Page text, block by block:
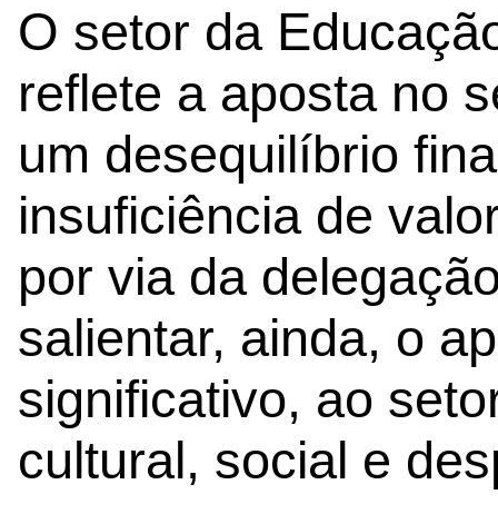
O setor da
reflete a aposta no
um desequilíbrio
insuficiência de
por via da
salientar, ainda, o
significativo, ao
cultural, social e